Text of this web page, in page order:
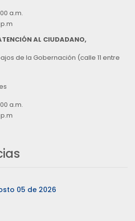
a.m.
AL CIUDADANO,
de la Gobernación (calle 11 entre
a.m.
05 de 2026